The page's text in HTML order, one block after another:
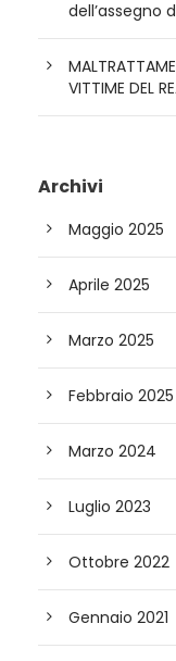
dell’assegno
VITTIME DEL
Archivi
Maggio 2025
Aprile 2025
Marzo 2025
Febbraio 2025
Marzo 2024
Luglio 2023
Ottobre 2022
Gennaio 2021